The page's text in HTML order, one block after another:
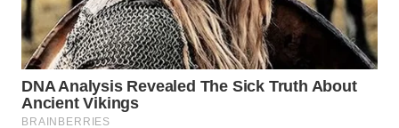
PERSONA
WAHANA
OTOMOTIF
WAHANA